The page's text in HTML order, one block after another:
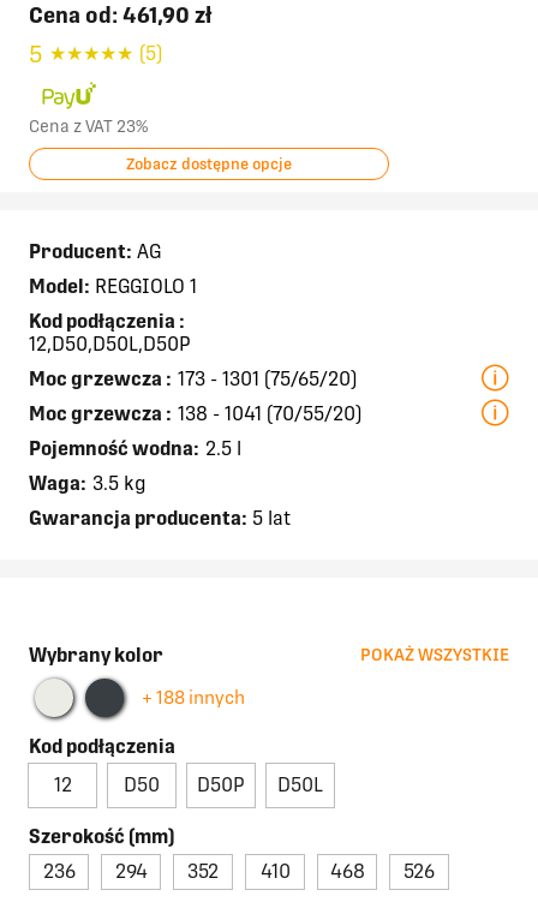
Cena od: 461,90 zł
5 ★★★★★ (5)
Cena z VAT 23%
Zobacz dostępne opcje
Producent: AG
Model: REGGIOLO 1
Kod podłączenia :
12,D50,D50L,D50P
Moc grzewcza : 173 - 1301 (75/65/20)
Moc grzewcza : 138 - 1041 (70/55/20)
Pojemność wodna: 2.5 l
Waga: 3.5 kg
Gwarancja producenta: 5 lat
Wybrany kolor POKAŻ WSZYSTKIE
+ 188 innych
Kod podłączenia
12
D50 D50P D50L
Szerokość (mm)
236
294 352 410 468 526